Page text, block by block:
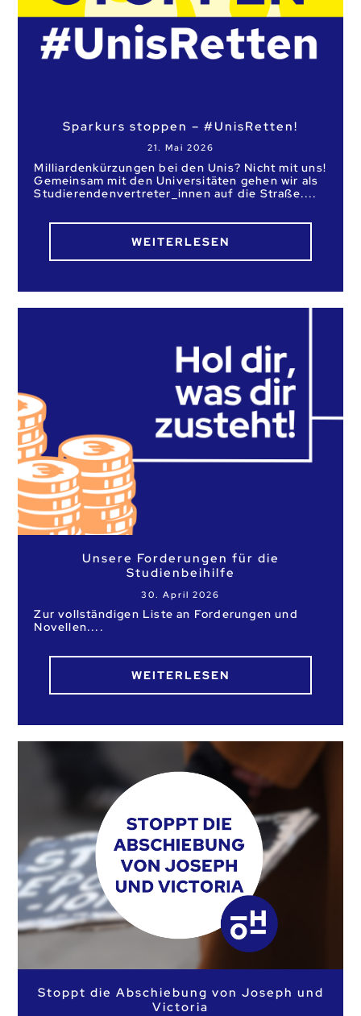
Sparkurs stoppen – #UnisRetten!
21. Mai 2026
Milliardenkürzungen bei den Unis? Nicht mit uns!
Gemeinsam mit den Universitäten gehen wir als
Studierendenvertreter_innen auf die Straße.
WEITERLESEN
Unsere Forderungen für die
Studienbeihilfe
30. April 2026
Zur vollständigen Liste an Forderungen und
Novellen.
WEITERLESEN
Stoppt die Abschiebung von Joseph und
Victoria